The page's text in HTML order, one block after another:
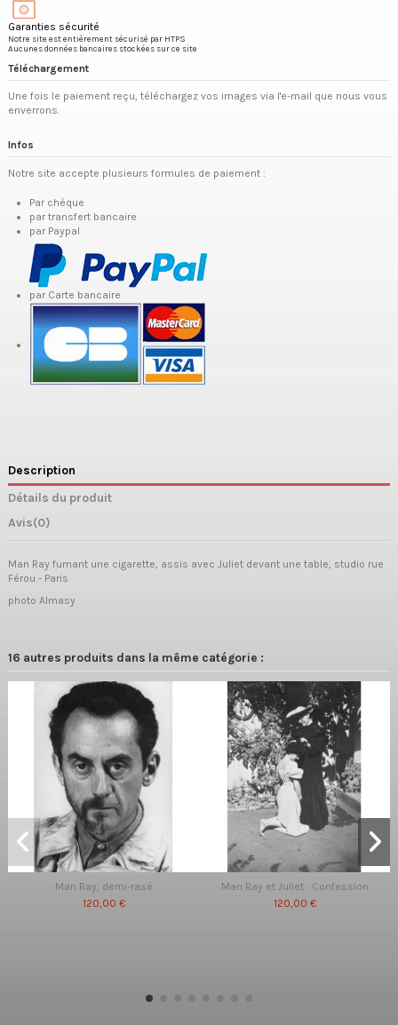
Garanties sécurité
Notre site est entièrement sécurisé par HTPS
Aucunes données bancaires stockées sur ce site
Téléchargement
Une fois le paiement reçu, téléchargez vos images via l'e-mail que nous vous
enverrons.
Infos
Notre site accepte plusieurs formules de paiement :
Par chèque
par transfert bancaire
par Paypal
par Carte bancaire
Description
Détails du produit
Avis(0)
Man Ray fumant une cigarette, assis avec Juliet devant une table, studio rue
Férou - Paris
photo Almasy
16 autres produits dans la même catégorie :
Man Ray, demi-rasé
120,00 €
Man Ray et Juliet : Confession
120,00 €